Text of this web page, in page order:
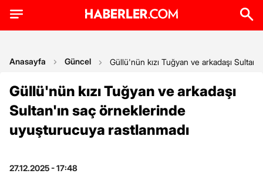
Anasayfa Güncel Güllü'nün kızı Tuğyan ve arkadaşı
Güllü'nün kızı Tuğyan ve arkadaşı
Sultan'ın saç örneklerinde
uyuşturucuya rastlanmadı
27.12.2025 - 17:48